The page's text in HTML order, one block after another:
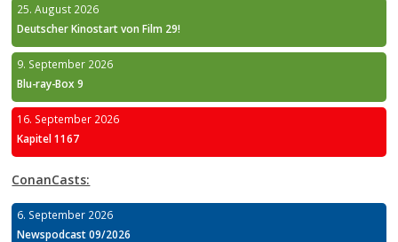
25. August 2026
Deutscher Kinostart von Film 29!
9. September 2026
Blu-ray-Box 9
16. September 2026
Kapitel 1167
ConanCasts:
6. September 2026
Newspodcast 09/2026